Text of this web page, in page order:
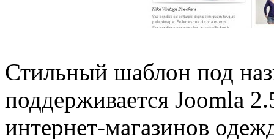
Стильный шаблон под
поддерживается Joomla
интернет-магазинов